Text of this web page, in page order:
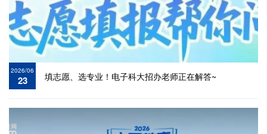
2026/06
23 填志愿、选专业！电子科大招办老师正在解答~